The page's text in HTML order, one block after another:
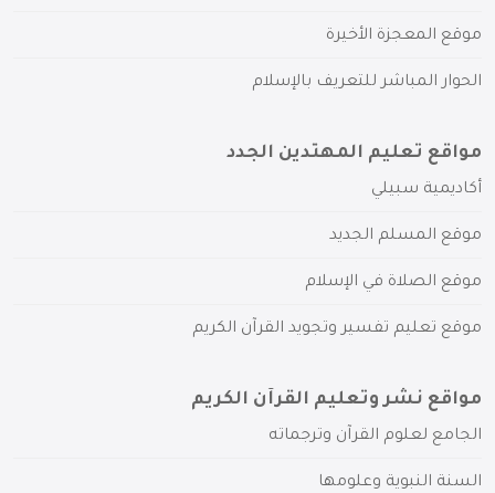
موقع المعجزة الأخيرة
الحوار المباشر للتعريف بالإسلام
مواقع تعليم المهتدين الجدد
أكاديمية سبيلي
موقع المسلم الجديد
موقع الصلاة في الإسلام
موقع تعليم تفسير وتجويد القرآن الكريم
مواقع نشر وتعليم القرآن الكريم
الجامع لعلوم القرآن وترجماته
السنة النبوية وعلومها